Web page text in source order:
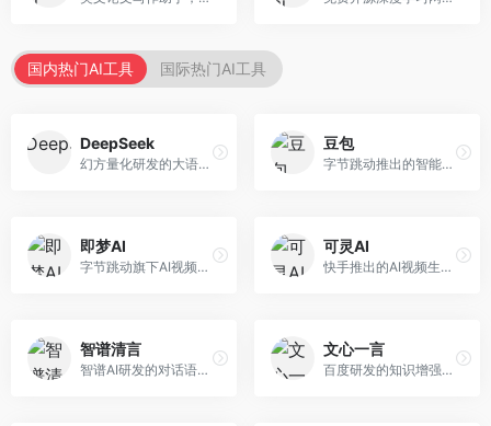
国内热门AI工具 国际热门AI工具
DeepSeek
幻方量化研发的大语言模型平台，专注于深度推理和代码生成能力。面向开发者、研究人员和技术爱好者，提供强大的逻辑推理和数学计算功能，开源生态完善，API接口友好。
豆包
字节跳动推出的智能对话助手平台，提供文本创作、知识问答、英语学习等多种AI服务。面向普通用户和内容创作者，支持多轮对话和文件解析，免费使用，响应速度快，中文理解能力强。
即梦AI
字节跳动旗下AI视频创作平台，支持多模态内容生成。面向内容创作者和营销人员，提供文生视频、图生视频、智能剪辑等功能，中文理解能力强，创作效率高。
可灵AI
快手推出的AI视频生成平台，支持文生视频和图生视频，可生成长达2分钟的高质量视频内容。面向短视频创作者和营销人员，操作简便，生成效果逼真，适合商业推广和创意表达。
智谱清言
智谱AI研发的对话语言模型，支持中英双语交互。面向中文用户和开发者，提供知识问答、代码编写、文档解读等服务，开源生态完善，学术研究背景深厚。
文心一言
百度研发的知识增强大语言模型，深度融合百度知识图谱和搜索能力。面向中文用户，提供知识问答、文本创作、逻辑推理等服务，中文语境理解准确，知识覆盖面广。